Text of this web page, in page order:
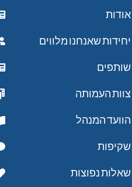
אודות
יחידות שאנחנו מלווים
שותפים
צוות העמותה
הוועד המנהל
שקיפות
שאלות נפוצות